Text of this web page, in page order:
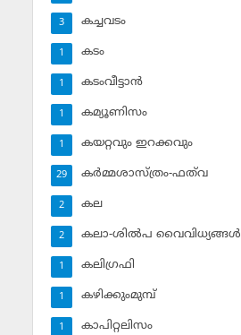
കച്ചവടം
3
കടം
1
കടംവീട്ടാന്‍
1
കമ്യൂണിസം
1
കയറ്റവും ഇറക്കവും
1
കര്‍മ്മശാസ്ത്രം-ഫത്‌വ
29
കല
2
കലാ-ശില്‍പ വൈവിധ്യങ്ങള്‍
2
കലിഗ്രഫി
1
കഴിക്കുംമുമ്പ്
1
കാപിറ്റലിസം
1